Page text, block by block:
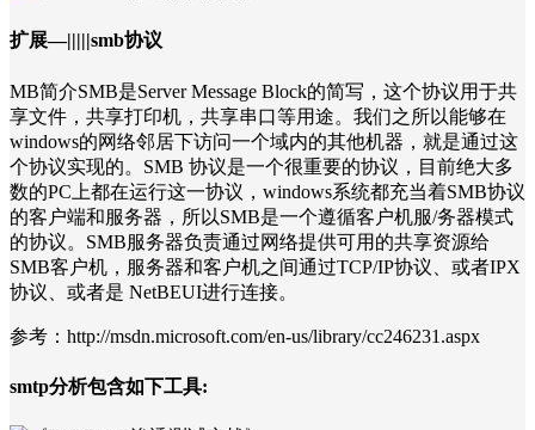
扩展—|||||smb协议
MB简介SMB是Server Message Block的简写，这个协议用于共
享文件，共享打印机，共享串口等用途。我们之所以能够在
windows的网络邻居下访问一个域内的其他机器，就是通过这
个协议实现的。SMB 协议是一个很重要的协议，目前绝大多
数的PC上都在运行这一协议，windows系统都充当着SMB协议
的客户端和服务器，所以SMB是一个遵循客户机服/务器模式
的协议。SMB服务器负责通过网络提供可用的共享资源给
SMB客户机，服务器和客户机之间通过TCP/IP协议、或者IPX
协议、或者是 NetBEUI进行连接。
参考：http://msdn.microsoft.com/en-us/library/cc246231.aspx
smtp分析包含如下工具: